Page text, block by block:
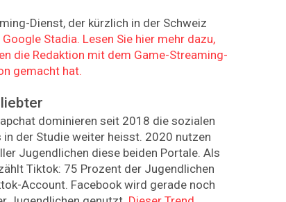
Dienst, der kürzlich in der Schweiz
Google Stadia. Lesen Sie hier mehr dazu,
die Redaktion mit dem Game-Streaming-
gemacht hat.
dominieren seit 2018 die sozialen
in der Studie weiter heisst. 2020 nutzen
Jugendlichen diese beiden Portale. Als
Tiktok: 75 Prozent der Jugendlichen
Account. Facebook wird gerade noch